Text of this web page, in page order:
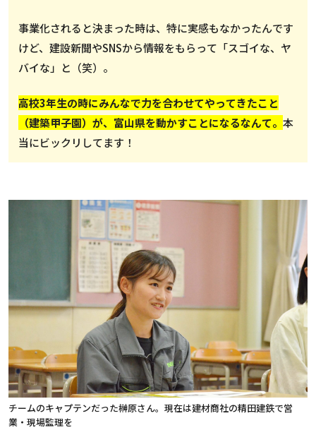
事業化されると決まった時は、特に実感もなかったんです
けど、建設新聞やSNSから情報をもらって「スゴイな、ヤ
バイな」と（笑）。
高校3年生の時にみんなで力を合わせてやってきたこと
（建築甲子園）が、富山県を動かすことになるなんて。 本
当にビックリしてます！
チームのキャプテンだった榊原さん。現在は建材商社の精田建鉄で営
業・現場監理を